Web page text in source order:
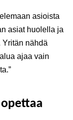
asioista
asiat huolella ja
Yritän nähdä
ajaa vain